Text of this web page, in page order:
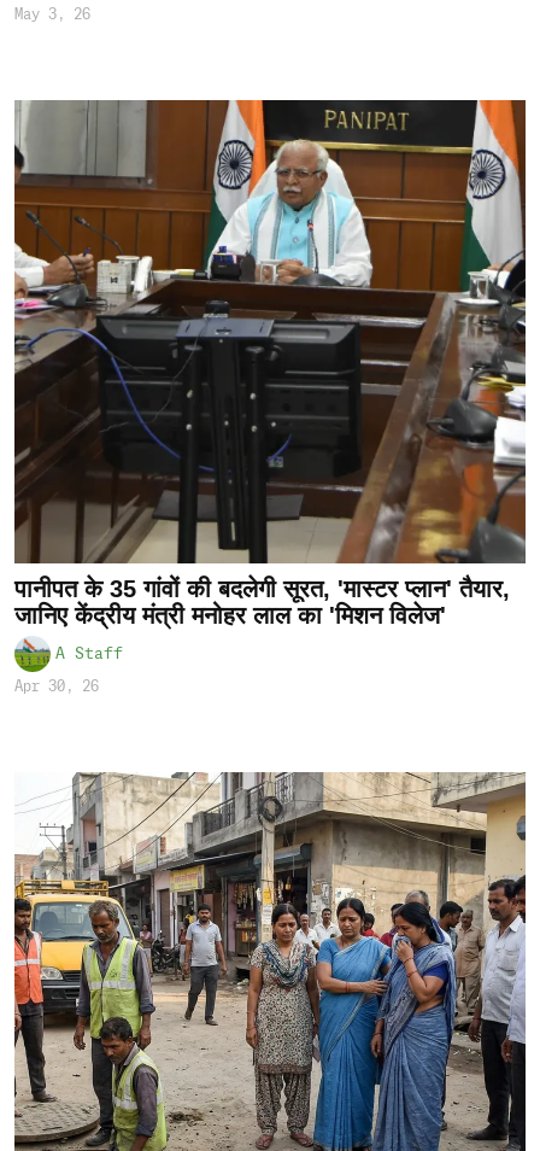
May 3, 26
पानीपत के 35 गांवों की बदलेगी सूरत, 'मास्टर प्लान' तैयार,
जानिए केंद्रीय मंत्री मनोहर लाल का 'मिशन विलेज'
A Staff
Apr 30, 26